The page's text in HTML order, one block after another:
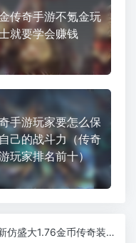
传奇手游不氪金玩
就要学会赚钱
手游玩家要怎么保
己的战斗力（传奇
玩家排名前十）
最新仿盛大1.76金币传奇装备分解需要掌握什么技巧